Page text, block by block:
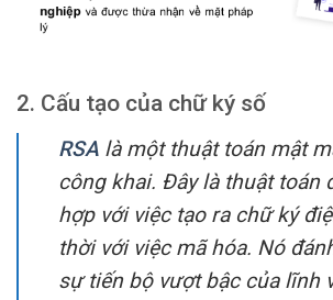
2. Cấu tạo của chữ ký số
RSA là một thuật toán mật
công khai. Đây là thuật toán
hợp với việc tạo ra chữ ký
thời với việc mã hóa. Nó
sự tiến bộ vượt bậc của lĩnh